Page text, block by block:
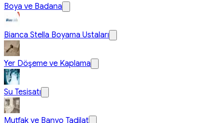
Boya ve Badana
Bianca Stella Boyama Ustaları
Yer Döşeme ve Kaplama
Su Tesisatı
Mutfak ve Banyo Tadilat